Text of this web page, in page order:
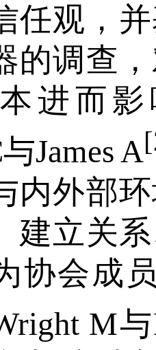
任观，
的调查
进而
James A
内外部
建立关
协会成
M